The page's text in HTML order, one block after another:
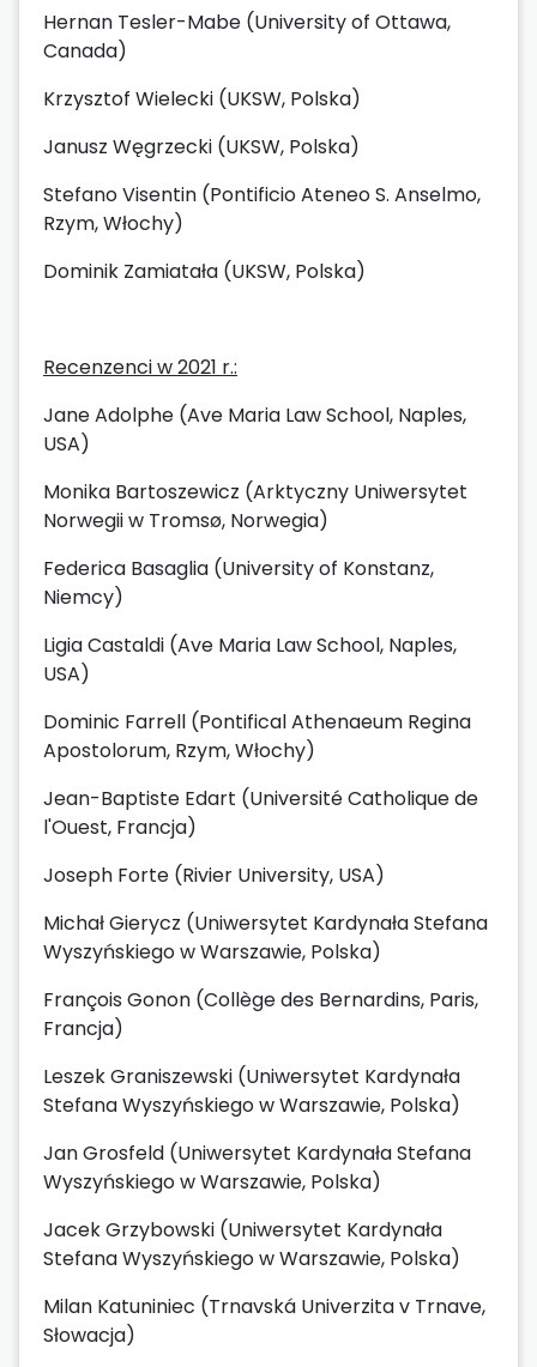
Hernan Tesler-Mabe (University of Ottawa,
Canada)
Krzysztof Wielecki (UKSW, Polska)
Janusz Węgrzecki (UKSW, Polska)
Stefano Visentin (Pontificio Ateneo S. Anselmo,
Rzym, Włochy)
Dominik Zamiatała (UKSW, Polska)
Recenzenci w 2021 r.:
Jane Adolphe (Ave Maria Law School, Naples,
USA)
Monika Bartoszewicz (Arktyczny Uniwersytet
Norwegii w Tromsø, Norwegia)
Federica Basaglia (University of Konstanz,
Niemcy)
Ligia Castaldi (Ave Maria Law School, Naples,
USA)
Dominic Farrell (Pontifical Athenaeum Regina
Apostolorum, Rzym, Włochy)
Jean-Baptiste Edart (Université Catholique de
l'Ouest, Francja)
Joseph Forte (Rivier University, USA)
Michał Gierycz (Uniwersytet Kardynała Stefana
Wyszyńskiego w Warszawie, Polska)
François Gonon (Collège des Bernardins, Paris,
Francja)
Leszek Graniszewski (Uniwersytet Kardynała
Stefana Wyszyńskiego w Warszawie, Polska)
Jan Grosfeld (Uniwersytet Kardynała Stefana
Wyszyńskiego w Warszawie, Polska)
Jacek Grzybowski (Uniwersytet Kardynała
Stefana Wyszyńskiego w Warszawie, Polska)
Milan Katuniniec (Trnavská Univerzita v Trnave,
Słowacja)